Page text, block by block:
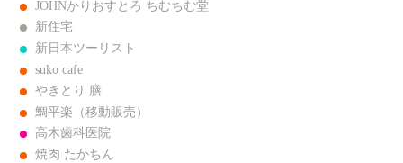
JOHNかりおすとろ ちむちむ堂
新住宅
新日本ツーリスト
suko cafe
やきとり 膳
鯛平楽（移動販売）
高木歯科医院
焼肉 たかちん